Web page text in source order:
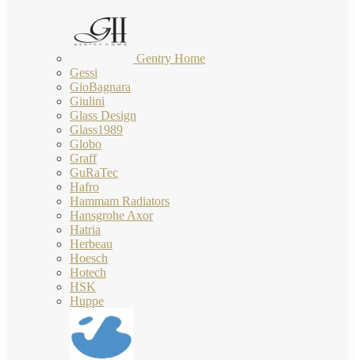
Gentry Home
Gessi
GioBagnara
Giulini
Glass Design
Glass1989
Globo
Graff
GuRaTec
Hafro
Hammam Radiators
Hansgrohe Axor
Hatria
Herbeau
Hoesch
Hotech
HSK
Huppe